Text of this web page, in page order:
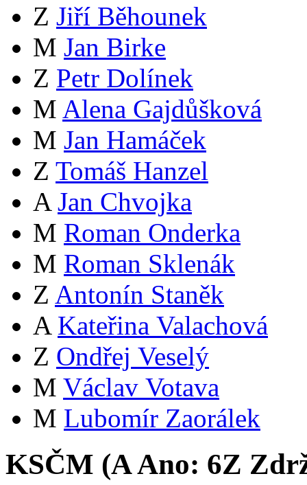
Z Jiří Běhounek
M Jan Birke
Z Petr Dolínek
M Alena Gajdůšková
M Jan Hamáček
Z Tomáš Hanzel
A Jan Chvojka
M Roman Onderka
M Roman Sklenák
Z Antonín Staněk
A Kateřina Valachová
Z Ondřej Veselý
M Václav Votava
M Lubomír Zaorálek
KSČM (AAno: 6Z